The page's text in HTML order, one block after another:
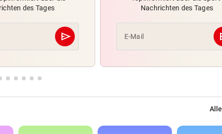
des Tages
send
Abschicken
Nachrichten des Tages
E-Mail